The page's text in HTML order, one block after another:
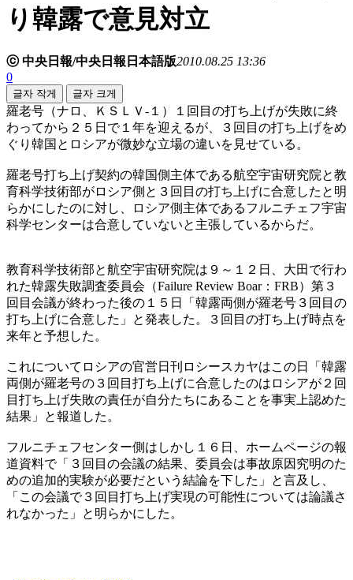
り韓露で意見対立
ⓒ 中央日報/中央日報日本語版2010.08.25 13:36
0
글자 작게 글자 크게
羅老号（ナロ、ＫＳＬＶ-１）１回目の打ち上げが失敗に終
わってから２５日で１年を迎えるが、３回目の打ち上げをめ
ぐり韓国とロシアが微妙な立場の違いを見せている。
羅老号打ち上げ契約の韓国側主体である航空宇宙研究院と教
育科学技術部がロシア側と３回目の打ち上げに合意したと明
らかにしたのに対し、ロシア側主体であるフルニチェフ宇宙
科学センターは合意していないと主張しているからだ。
教育科学技術部と航空宇宙研究院は９～１２日、大田で行わ
れた韓露失敗調査委員会（Failure Review Boar：FRB）第３
回目会議が終わった後の１５日「韓露両側が羅老号３回目の
打ち上げに合意した」と発表した。３回目の打ち上げ時点を
来年と予想した。
これについてロシアの官営日刊ロシースカヤはこの日「韓露
両側が羅老号の３回目打ち上げに合意したのはロシアが２回
目打ち上げ失敗の責任が自分たちにあることを事実上認めた
結果」と報道した。
フルニチェフセンター側はしかし１６日、ホームページの報
道資料で「３回目の会議の結果、委員会は事故原因究明のた
めの追加的実験が必要だという結論を下した」と言及し、
「この会議で３回目打ち上げ実現の可能性については論議さ
れなかった」と明らかにした。